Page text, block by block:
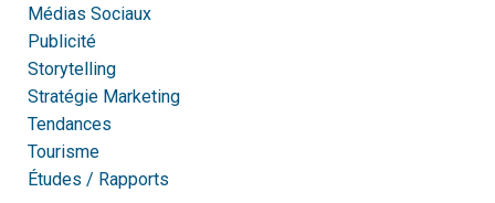
Médias Sociaux
Publicité
Storytelling
Stratégie Marketing
Tendances
Tourisme
Études / Rapports